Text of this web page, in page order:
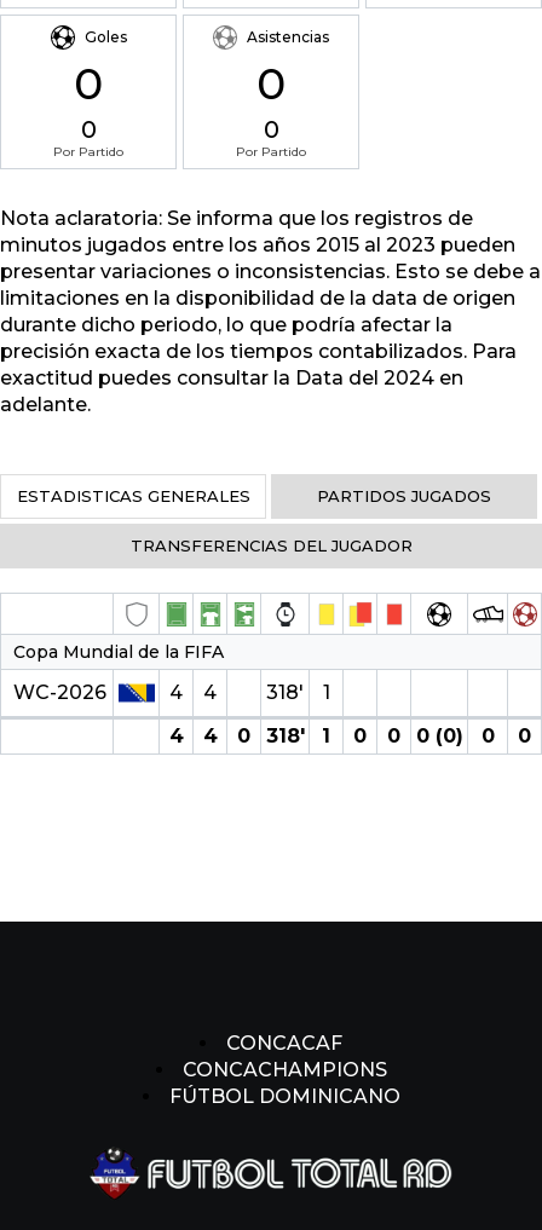
Goles
0
0
Por Partido
Asistencias
0
0
Por Partido
Nota aclaratoria: Se informa que los registros de
minutos jugados entre los años 2015 al 2023 pueden
presentar variaciones o inconsistencias. Esto se debe a
limitaciones en la disponibilidad de la data de origen
durante dicho periodo, lo que podría afectar la
precisión exacta de los tiempos contabilizados. Para
exactitud puedes consultar la Data del 2024 en
adelante.
ESTADISTICAS GENERALES PARTIDOS JUGADOS
TRANSFERENCIAS DEL JUGADOR
Copa Mundial de la FIFA
WC-2026 4 4 318′
1
4
4 0 318′ 1 0 0 0 (0) 0 0
CONCACAF
CONCACHAMPIONS
FÚTBOL DOMINICANO